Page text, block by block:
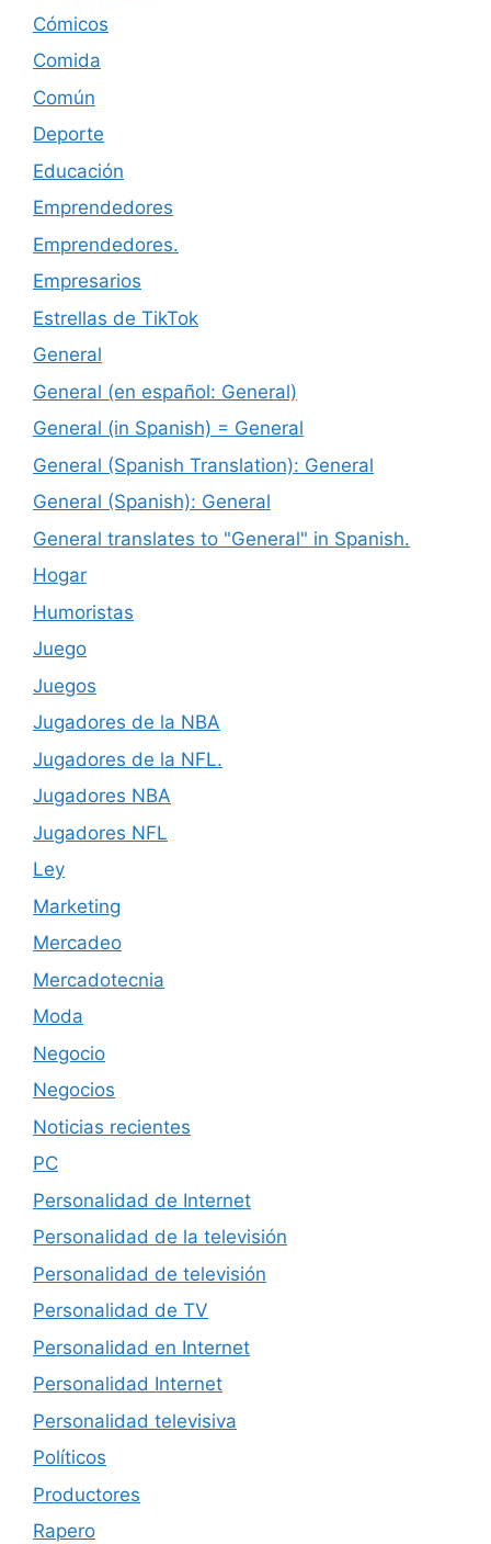
Cómicos
Comida
Común
Deporte
Educación
Emprendedores
Emprendedores.
Empresarios
Estrellas de TikTok
General
General (en español: General)
General (in Spanish) = General
General (Spanish Translation): General
General (Spanish): General
General translates to "General" in Spanish.
Hogar
Humoristas
Juego
Juegos
Jugadores de la NBA
Jugadores de la NFL.
Jugadores NBA
Jugadores NFL
Ley
Marketing
Mercadeo
Mercadotecnia
Moda
Negocio
Negocios
Noticias recientes
PC
Personalidad de Internet
Personalidad de la televisión
Personalidad de televisión
Personalidad de TV
Personalidad en Internet
Personalidad Internet
Personalidad televisiva
Políticos
Productores
Rapero